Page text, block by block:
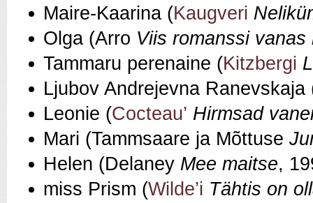
Maire-Kaarina (Kaugveri
Olga (Arro Viis romanssi vanas
Tammaru perenaine (Kitzbergi
Ljubov Andrejevna
Leonie (Cocteau’ Hirmsad
Mari (Tammsaare ja Mõttuse
Helen (Delaney Mee maitse,
miss Prism (Wilde’i Tähtis on